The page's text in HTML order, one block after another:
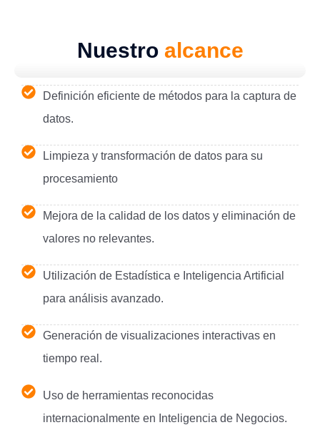
Nuestro alcance
Definición eficiente de métodos para la captura de
datos.
Limpieza y transformación de datos para su
procesamiento
Mejora de la calidad de los datos y eliminación de
valores no relevantes.
Utilización de Estadística e Inteligencia Artificial
para análisis avanzado.
Generación de visualizaciones interactivas en
tiempo real.
Uso de herramientas reconocidas
internacionalmente en Inteligencia de Negocios.